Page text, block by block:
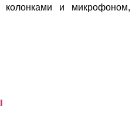
колонками и микрофоном,